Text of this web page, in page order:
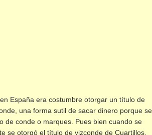
España era costumbre otorgar un título de
una forma sutil de sacar dinero porque se
de conde o marques. Pues bien cuando se
se otorgó el título de vizconde de Cuartillos,